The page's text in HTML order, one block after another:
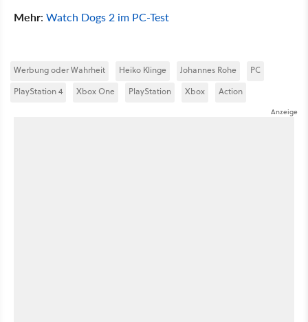
Mehr: Watch Dogs 2 im PC-Test
Werbung oder Wahrheit Heiko Klinge Johannes Rohe
PC
PlayStation 4
Xbox One PlayStation Xbox Action